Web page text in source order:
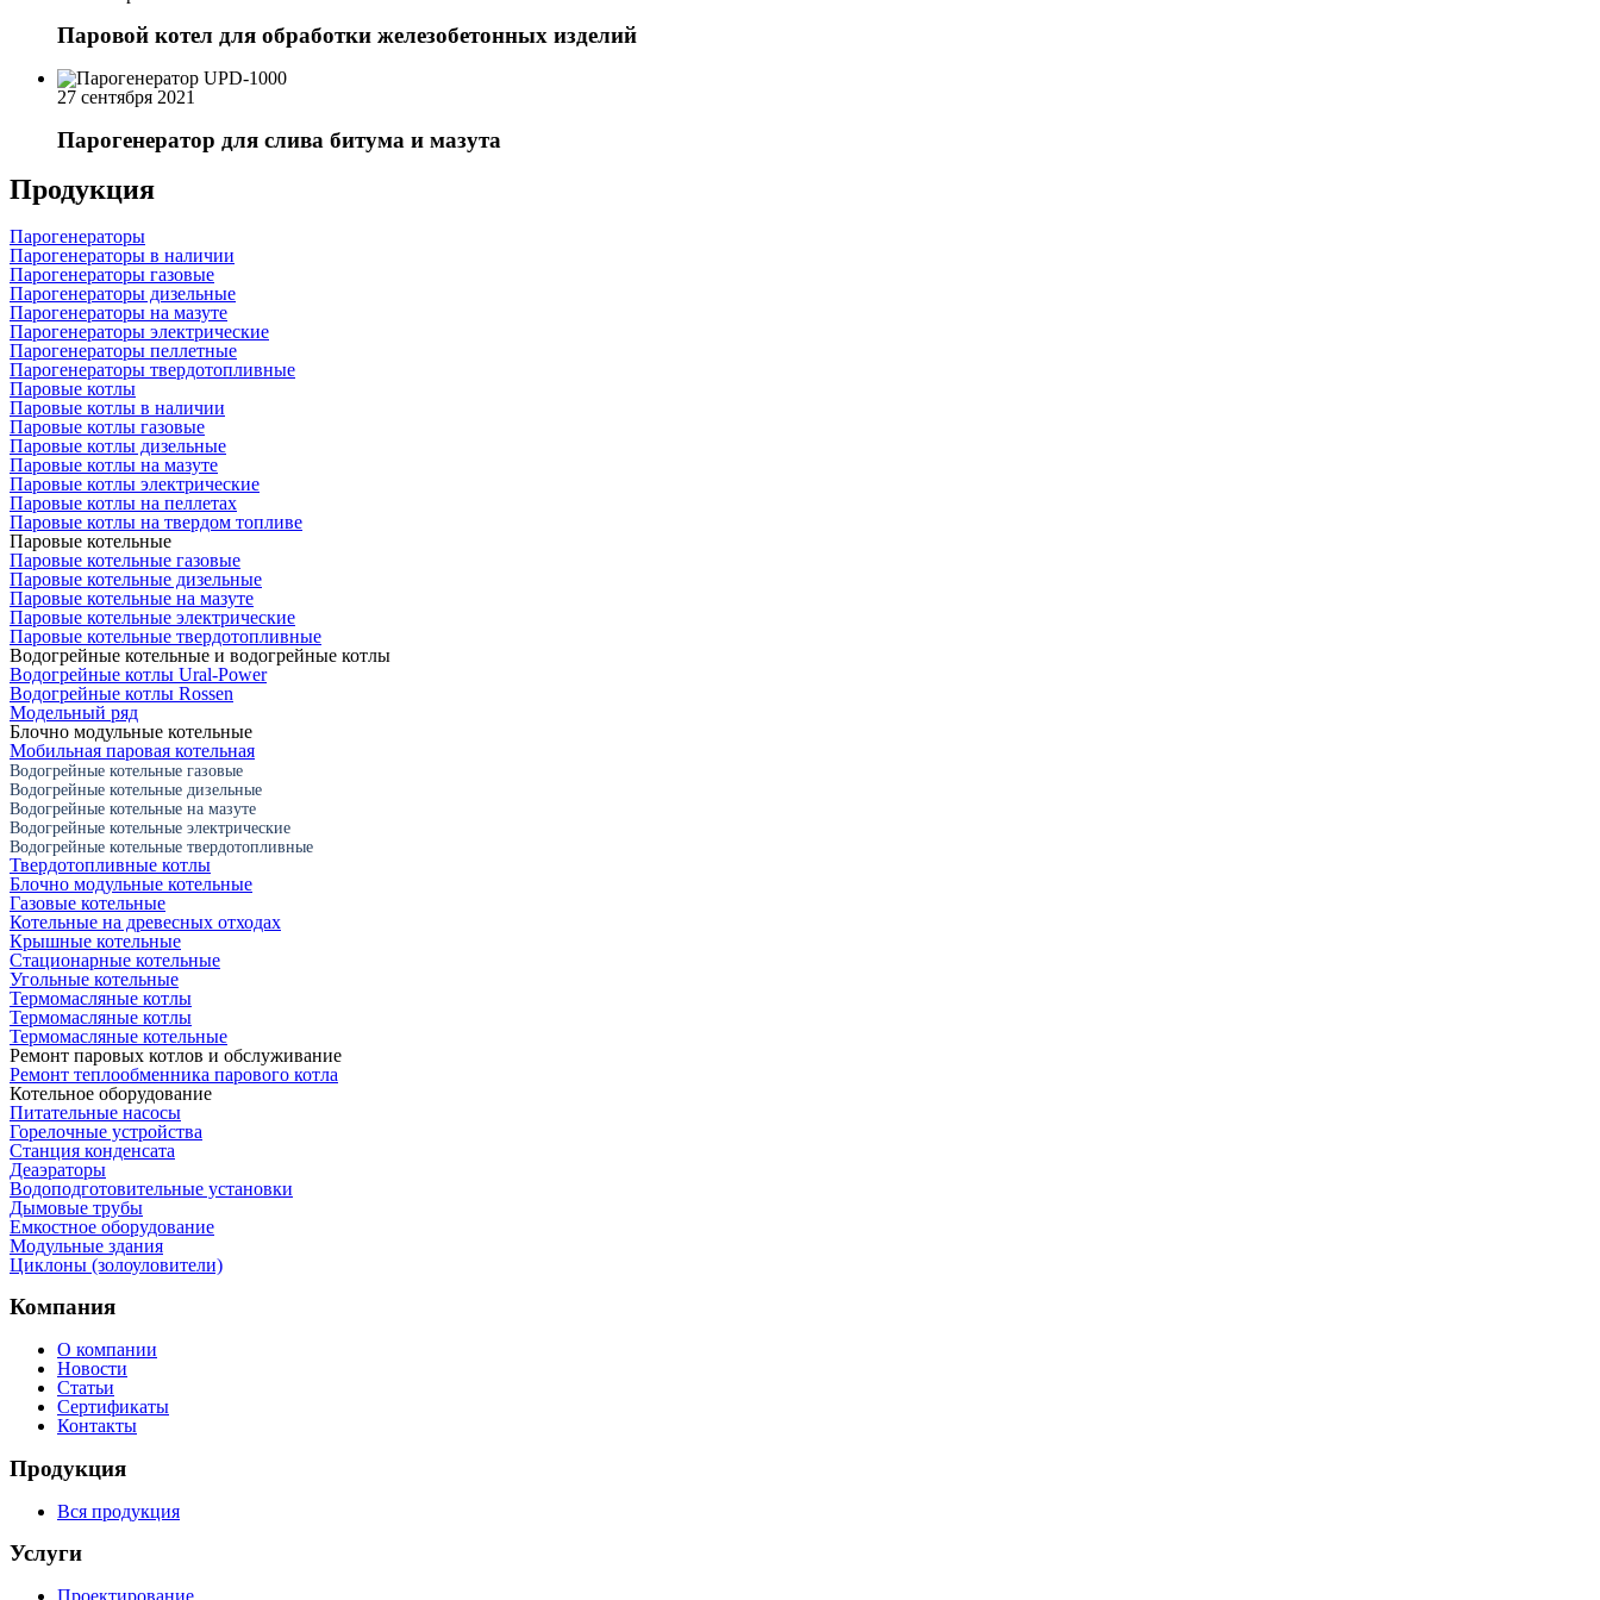
Паровой котел для обработки железобетонных изделий
27 сентября 2021
Парогенератор для слива битума и мазута
Продукция
Парогенераторы
Парогенераторы в наличии
Парогенераторы газовые
Парогенераторы дизельные
Парогенераторы на мазуте
Парогенераторы электрические
Парогенераторы пеллетные
Парогенераторы твердотопливные
Паровые котлы
Паровые котлы в наличии
Паровые котлы газовые
Паровые котлы дизельные
Паровые котлы на мазуте
Паровые котлы электрические
Паровые котлы на пеллетах
Паровые котлы на твердом топливе
Паровые котельные
Паровые котельные газовые
Паровые котельные дизельные
Паровые котельные на мазуте
Паровые котельные электрические
Паровые котельные твердотопливные
Водогрейные котельные и водогрейные котлы
Водогрейные котлы Ural-Power
Водогрейные котлы Rossen
Модельный ряд
Блочно модульные котельные
Мобильная паровая котельная
Водогрейные котельные газовые
Водогрейные котельные дизельные
Водогрейные котельные на мазуте
Водогрейные котельные электрические
Водогрейные котельные твердотопливные
Твердотопливные котлы
Блочно модульные котельные
Газовые котельные
Котельные на древесных отходах
Крышные котельные
Стационарные котельные
Угольные котельные
Термомасляные котлы
Термомасляные котлы
Термомасляные котельные
Ремонт паровых котлов и обслуживание
Ремонт теплообменника парового котла
Котельное оборудование
Питательные насосы
Горелочные устройства
Станция конденсата
Деаэраторы
Водоподготовительные установки
Дымовые трубы
Емкостное оборудование
Mодульные здания
Циклоны (золоуловители)
Компания
О компании
Новости
Статьи
Сертификаты
Контакты
Продукция
Вся продукция
Услуги
Проектирование